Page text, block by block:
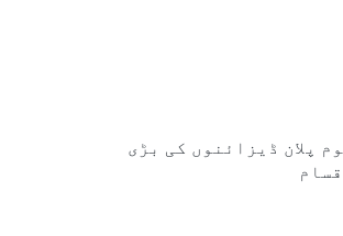
پلان ڈیزائنوں کی بڑی